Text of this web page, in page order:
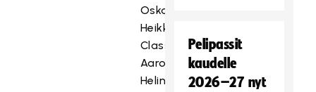
Oskari
Heikkilä
Classic
Aaro
Helin
Pelipassit
kaudelle
2026–27 nyt